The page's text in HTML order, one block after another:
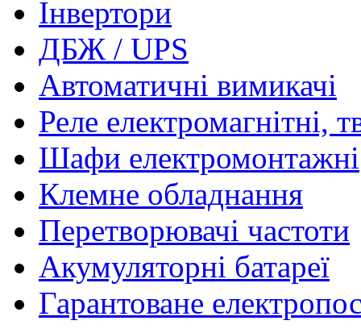
Інвертори
ДБЖ / UPS
Автоматичні вимикачі
Реле електромагнітні,
Шафи електромонтажні
Клемне обладнання
Перетворювачі частоти
Акумуляторні батареї
Гарантоване